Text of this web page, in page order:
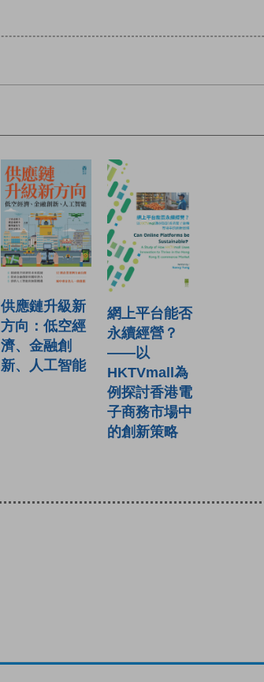
供應鏈升級新
方向：低空經
濟、金融創
新、人工智能
網上平台能否
永續經營？
——以
HKTVmall為
例探討香港電
子商務市場中
的創新策略